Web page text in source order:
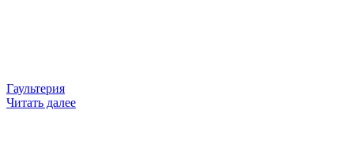
Гаультерия
Читать далее